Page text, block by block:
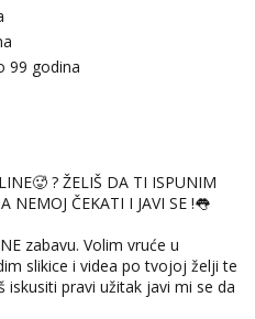
99 godina
? ŽELIŠ DA TI ISPUNIM
NEMOJ ČEKATI I JAVI SE !👅
zabavu. Volim vruće u
slikice i videa po tvojoj želji te
pravi užitak javi mi se da